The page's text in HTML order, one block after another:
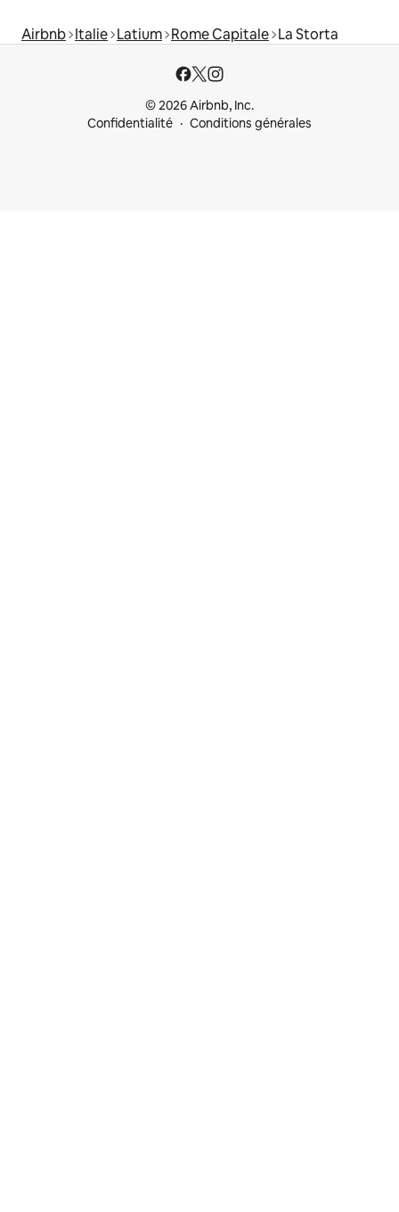
Airbnb Italie Latium Rome Capitale La Storta
© 2026 Airbnb, Inc.
Confidentialité
Conditions générales